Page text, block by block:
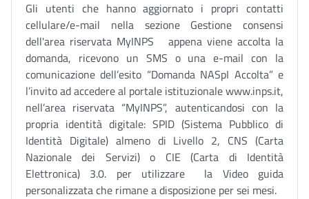
Gli utenti che hanno aggiornato i propri contatti
cellulare/e-mail nella sezione Gestione consensi
dell'area riservata MyINPS appena viene accolta la
domanda, ricevono un SMS o una e-mail con la
comunicazione dell’esito “Domanda NASpI Accolta” e
l’invito ad accedere al portale istituzionale www.inps.it,
nell’area riservata “MyINPS”, autenticandosi con la
propria identità digitale: SPID (Sistema Pubblico di
Identità Digitale) almeno di Livello 2, CNS (Carta
Nazionale dei Servizi) o CIE (Carta di Identità
Elettronica) 3.0. per utilizzare la Video guida
personalizzata che rimane a disposizione per sei mesi.